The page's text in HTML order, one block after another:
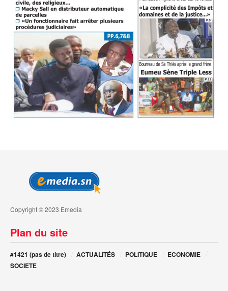
Copyright © 2023 Emedia
Plan du site
#1421 (pas de titre) ACTUALITÉS POLITIQUE
ECONOMIE
SOCIETE